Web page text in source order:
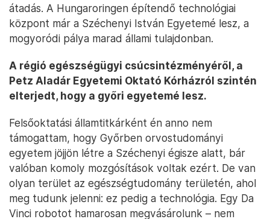
átadás. A Hungaroringen építendő technológiai
központ már a Széchenyi István Egyetemé lesz, a
mogyoródi pálya marad állami tulajdonban.
A régió egészségügyi csúcsintézményéről, a
Petz Aladár Egyetemi Oktató Kórházról szintén
elterjedt, hogy a győri egyetemé lesz.
Felsőoktatási államtitkárként én anno nem
támogattam, hogy Győrben orvostudományi
egyetem jöjjön létre a Széchenyi égisze alatt, bár
valóban komoly mozgósítások voltak ezért. De van
olyan terület az egészségtudomány területén, ahol
meg tudunk jelenni: ez pedig a technológia. Egy Da
Vinci robotot hamarosan megvásárolunk – nem